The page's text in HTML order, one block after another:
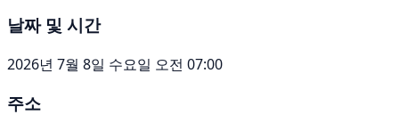
날짜 및 시간
2026년 7월 8일 수요일 오전 07:00
주소